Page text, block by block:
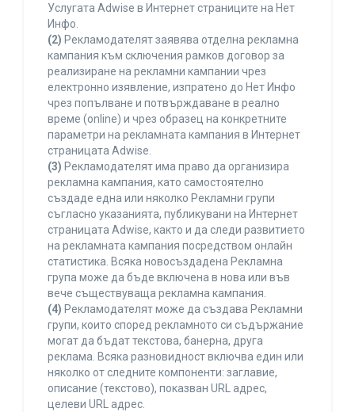
Услугата Adwise в Интернет страниците на Нет
Инфо.
(2) Рекламодателят заявява отделна рекламна
кампания към сключения рамков договор за
реализиране на рекламни кампании чрез
електронно изявление, изпратено до Нет Инфо
чрез попълване и потвърждаване в реално
време (online) и чрез образец на конкретните
параметри на рекламната кампания в Интернет
страницата Adwise.
(3) Рекламодателят има право да организира
рекламна кампания, като самостоятелно
създаде една или няколко Рекламни групи
съгласно указанията, публикувани на Интернет
страницата Adwise, както и да следи развитието
на рекламната кампания посредством онлайн
статистика. Всяка новосъздадена Рекламна
група може да бъде включена в нова или във
вече съществуваща рекламна кампания.
(4) Рекламодателят може да създава Рекламни
групи, които според рекламното си съдържание
могат да бъдат текстова, банерна, друга
реклама. Всяка разновидност включва един или
няколко от следните компоненти: заглавие,
описание (текстово), показван URL адрес,
целеви URL адрес.